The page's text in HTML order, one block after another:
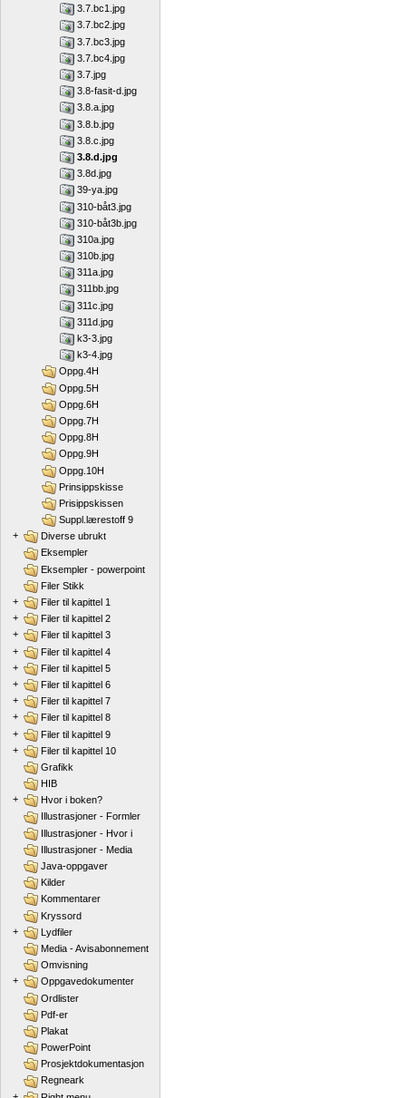
3.7.bc1.jpg
3.7.bc2.jpg
3.7.bc3.jpg
3.7.bc4.jpg
3.7.jpg
3.8-fasit-d.jpg
3.8.a.jpg
3.8.b.jpg
3.8.c.jpg
3.8.d.jpg
3.8d.jpg
39-ya.jpg
310-båt3.jpg
310-båt3b.jpg
310a.jpg
310b.jpg
311a.jpg
311bb.jpg
311c.jpg
311d.jpg
k3-3.jpg
k3-4.jpg
Oppg.4H
Oppg.5H
Oppg.6H
Oppg.7H
Oppg.8H
Oppg.9H
Oppg.10H
Prinsippskisse
Prisippskissen
Suppl.lærestoff 9
+
Diverse ubrukt
Eksempler
Eksempler - powerpoint
Filer Stikk
+
Filer til kapittel 1
+
Filer til kapittel 2
+
Filer til kapittel 3
+
Filer til kapittel 4
+
Filer til kapittel 5
+
Filer til kapittel 6
+
Filer til kapittel 7
+
Filer til kapittel 8
+
Filer til kapittel 9
+
Filer til kapittel 10
Grafikk
HIB
+
Hvor i boken?
Illustrasjoner - Formler
Illustrasjoner - Hvor i
Illustrasjoner - Media
Java-oppgaver
Kilder
Kommentarer
Kryssord
+
Lydfiler
Media - Avisabonnement
Omvisning
+
Oppgavedokumenter
Ordlister
Pdf-er
Plakat
PowerPoint
Prosjektdokumentasjon
Regneark